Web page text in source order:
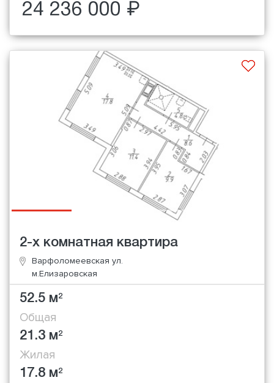
24 236 000 ₽
2-х комнатная квартира
Варфоломеевская ул.
м.Елизаровская
52.5 м2
Общая
21.3 м2
Жилая
17.8 м2